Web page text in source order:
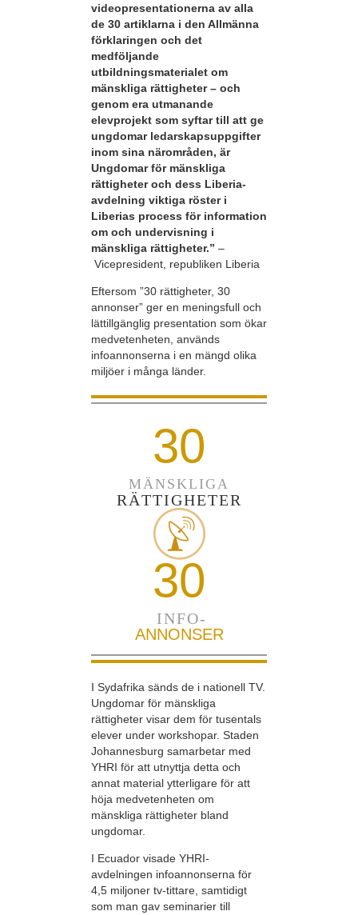
videopresentationerna av alla
de 30 artiklarna i den Allmänna
förklaringen och det
medföljande
utbildningsmaterialet om
mänskliga rättigheter – och
genom era utmanande
elevprojekt som syftar till att ge
ungdomar ledarskapsuppgifter
inom sina närområden, är
Ungdomar för mänskliga
rättigheter och dess Liberia-
avdelning viktiga röster i
Liberias process för information
om och undervisning i
mänskliga rättigheter.” –
Vicepresident, republiken Liberia
Eftersom ”30 rättigheter, 30
annonser” ger en meningsfull och
lättillgänglig presentation som ökar
medvetenheten, används
infoannonserna i en mängd olika
miljöer i många länder.
30
MÄNSKLIGA
RÄTTIGHETER
30
INFO-
ANNONSER
I Sydafrika sänds de i nationell TV.
Ungdomar för mänskliga
rättigheter visar dem för tusentals
elever under workshopar. Staden
Johannesburg samarbetar med
YHRI för att utnyttja detta och
annat material ytterligare för att
höja medvetenheten om
mänskliga rättigheter bland
ungdomar.
I Ecuador visade YHRI-
avdelningen infoannonserna för
4,5 miljoner tv-tittare, samtidigt
som man gav seminarier till